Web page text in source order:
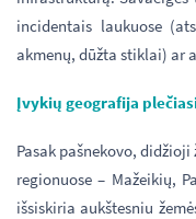
incidentais laukuose
akmenų, dūžta stiklai) ar
Įvykių geografija
Pasak pašnekovo,
regionuose – Mažeikių,
išsiskiria aukštesniu